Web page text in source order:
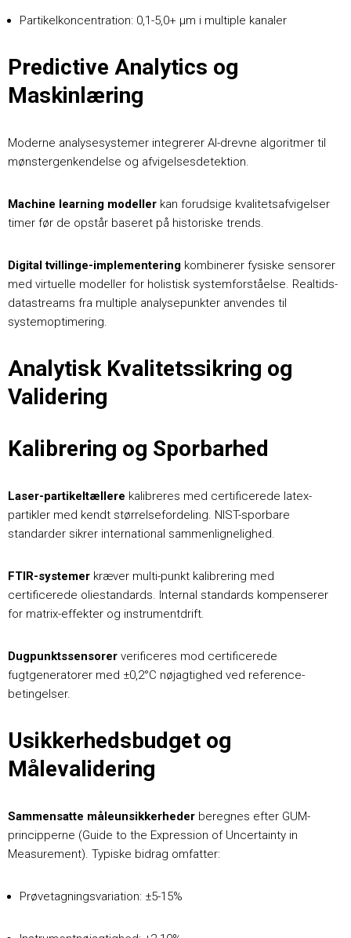
Partikelkoncentration: 0,1-5,0+ μm i multiple kanaler
Predictive Analytics og
Maskinlæring
Moderne analysesystemer integrerer AI-drevne algoritmer til
mønstergenkendelse og afvigelsesdetektion.
Machine learning modeller kan forudsige kvalitetsafvigelser
timer før de opstår baseret på historiske trends.
Digital tvillinge-implementering kombinerer fysiske sensorer
med virtuelle modeller for holistisk systemforståelse. Realtids-
datastreams fra multiple analysepunkter anvendes til
systemoptimering.
Analytisk Kvalitetssikring og
Validering
Kalibrering og Sporbarhed
Laser-partikeltællere kalibreres med certificerede latex-
partikler med kendt størrelsefordeling. NIST-sporbare
standarder sikrer international sammenlignelighed.
FTIR-systemer kræver multi-punkt kalibrering med
certificerede oliestandards. Internal standards kompenserer
for matrix-effekter og instrumentdrift.
Dugpunktssensorer verificeres mod certificerede
fugtgeneratorer med ±0,2°C nøjagtighed ved reference-
betingelser.
Usikkerhedsbudget og
Målevalidering
Sammensatte måleunsikkerheder beregnes efter GUM-
principperne (Guide to the Expression of Uncertainty in
Measurement). Typiske bidrag omfatter:
Prøvetagningsvariation: ±5-15%